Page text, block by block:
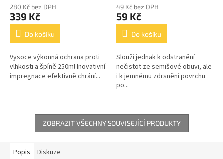
280 Kč bez DPH
339 Kč
Do košíku
Vysoce výkonná ochrana proti
vlhkosti a špíně 250ml Inovativní
impregnace efektivně chrání...
49 Kč bez DPH
59 Kč
Do košíku
Slouží jednak k odstranění
nečistot ze semišové obuvi, ale
i k jemnému zdrsnění povrchu
po...
ZOBRAZIT VŠECHNY SOUVISEJÍCÍ PRODUKTY
Popis Diskuze